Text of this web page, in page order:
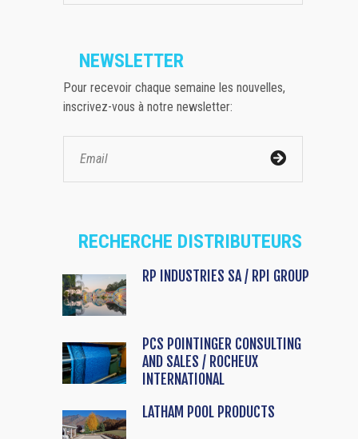
NEWSLETTER
Pour recevoir chaque semaine les nouvelles,
inscrivez-vous à notre newsletter:
RECHERCHE DISTRIBUTEURS
RP INDUSTRIES SA / RPI GROUP
PCS POINTINGER CONSULTING
AND SALES / ROCHEUX
INTERNATIONAL
LATHAM POOL PRODUCTS